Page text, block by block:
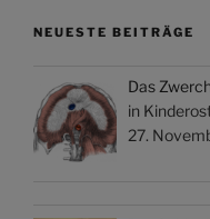
NEUESTE BEITRÄGE
Das
in
27.